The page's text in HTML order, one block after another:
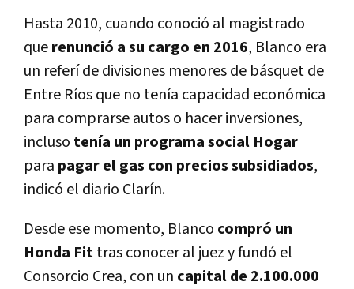
Hasta 2010, cuando conoció al magistrado
querenunció a su cargo en 2016, Blanco era
un referí­ de divisiones menores de básquet de
Entre Rí­os que no tení­a capacidad económica
para comprarse autos o hacer inversiones,
incluso tení­a un programa social Hogar
para pagar el gas con precios subsidiados,
indicó el diario Clarí­n.
Desde ese momento, Blanco compró un
Honda Fittras conocer al juez y fundó el
Consorcio Crea, con un capital de 2.100.000